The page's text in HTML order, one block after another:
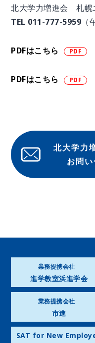
北大学力増進会 札幌
TEL 011-777-5959（
PDFはこちら
PDFはこちら
北大学力
お問
業務提携会社
進学教室浜進学会
業務提携会社
市進
SAT for New